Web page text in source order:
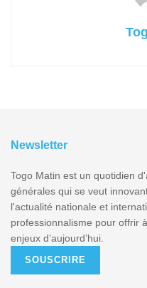
Newsletter
Togo Matin est un quotidien
générales qui se veut
l'actualité nationale et
professionnalisme pour offrir
enjeux d’aujourd’hui.
SOUSCRIRE